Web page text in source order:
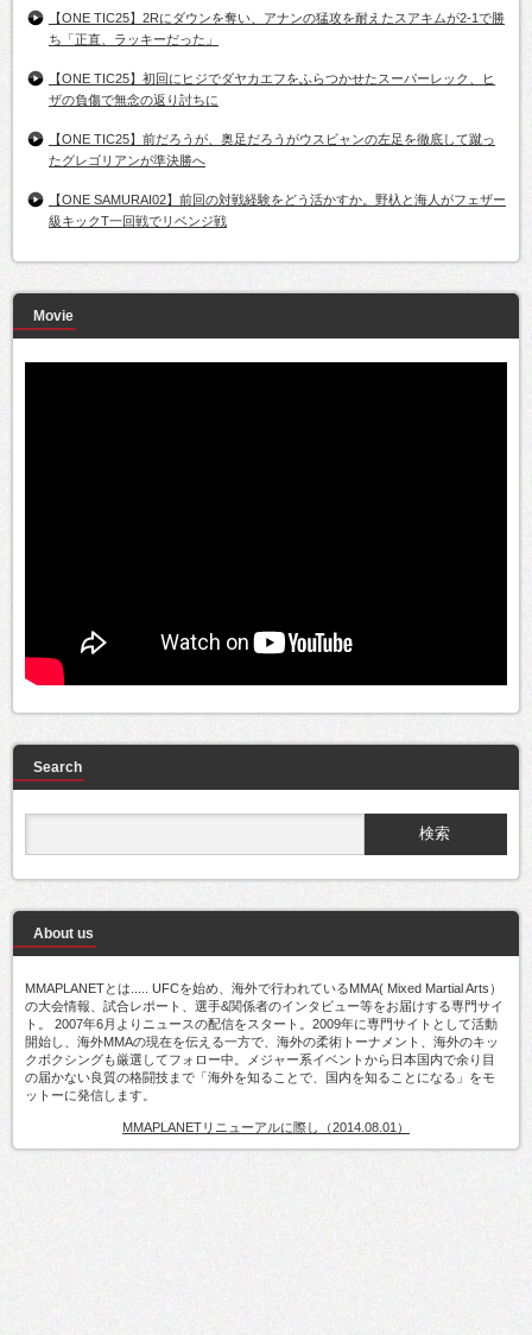
【ONE TIC25】2Rにダウンを奪い、アナンの猛攻を耐えたスアキムが2-1で勝
ち「正直、ラッキーだった」
【ONE TIC25】初回にヒジでダヤカエフをふらつかせたスーパーレック、ヒ
ザの負傷で無念の返り討ちに
【ONE TIC25】前だろうが、奥足だろうがウスビャンの左足を徹底して蹴っ
たグレゴリアンが準決勝へ
【ONE SAMURAI02】前回の対戦経験をどう活かすか。野杁と海人がフェザー
級キックT一回戦でリベンジ戦
Movie
Search
About us
MMAPLANETとは..... UFCを始め、海外で行われているMMA( Mixed Martial Arts）
の大会情報、試合レポート、選手&関係者のインタビュー等をお届けする専門サイ
ト。 2007年6月よりニュースの配信をスタート。2009年に専門サイトとして活動
開始し、海外MMAの現在を伝える一方で、海外の柔術トーナメント、海外のキッ
クボクシングも厳選してフォロー中。メジャー系イベントから日本国内で余り目
の届かない良質の格闘技まで「海外を知ることで、国内を知ることになる」をモ
ットーに発信します。
MMAPLANETリニューアルに際し（2014.08.01）